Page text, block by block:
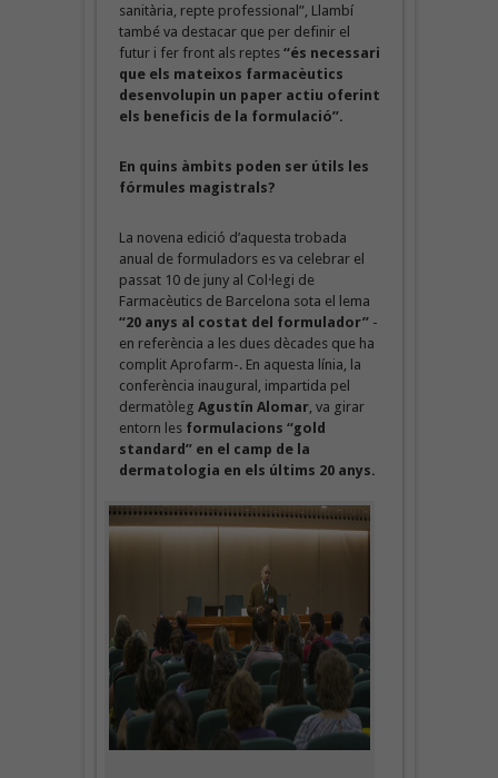
sanitària, repte professional”, Llambí
també va destacar que per definir el
futur i fer front als reptes“és necessari
que els mateixos farmacèutics
desenvolupin un paper actiu oferint
els beneficis de la formulació”.
En quins àmbits poden ser útils les
fórmules magistrals?
La novena edició d’aquesta trobada
anual de formuladors es va celebrar el
passat 10 de juny al Col·legi de
Farmacèutics de Barcelona sota el lema
“20 anys al costat del formulador”-
en referència a les dues dècades que ha
complit Aprofarm-. En aquesta línia, la
conferència inaugural, impartida pel
dermatòleg Agustín Alomar, va girar
entorn les formulacions “gold
standard” en el camp de la
dermatologia en els últims 20 anys.